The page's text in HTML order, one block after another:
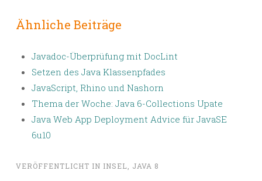
Ähnliche Beiträge
Javadoc-Überprüfung mit DocLint
Setzen des Java Klassenpfades
JavaScript, Rhino und Nashorn
Thema der Woche: Java 6-Collections Upate
Java Web App Deployment Advice für JavaSE
6u10
VERÖFFENTLICHT IN INSEL JAVA 8